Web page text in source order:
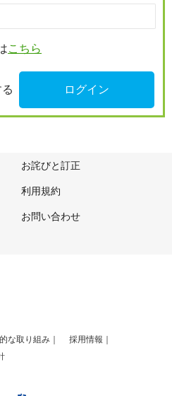
こちら
お詫びと訂正
利用規約
お問い合わせ
な取り組み
採用情報